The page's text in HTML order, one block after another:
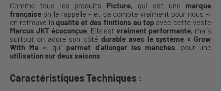
Comme tous les produits Picture, qui est une marque
française on le rappelle – et ça compte vraiment pour nous –,
on retrouve laqualité et des finitions au top avec cette veste
Marcus JKT écoconçue. Elle estvraiment performante, mais
surtout on adore son côté durable avec le système « Grow
With Me », qui permet d’allonger les manches, pour une
utilisation sur deux saisons.
Caractéristiques Techniques :